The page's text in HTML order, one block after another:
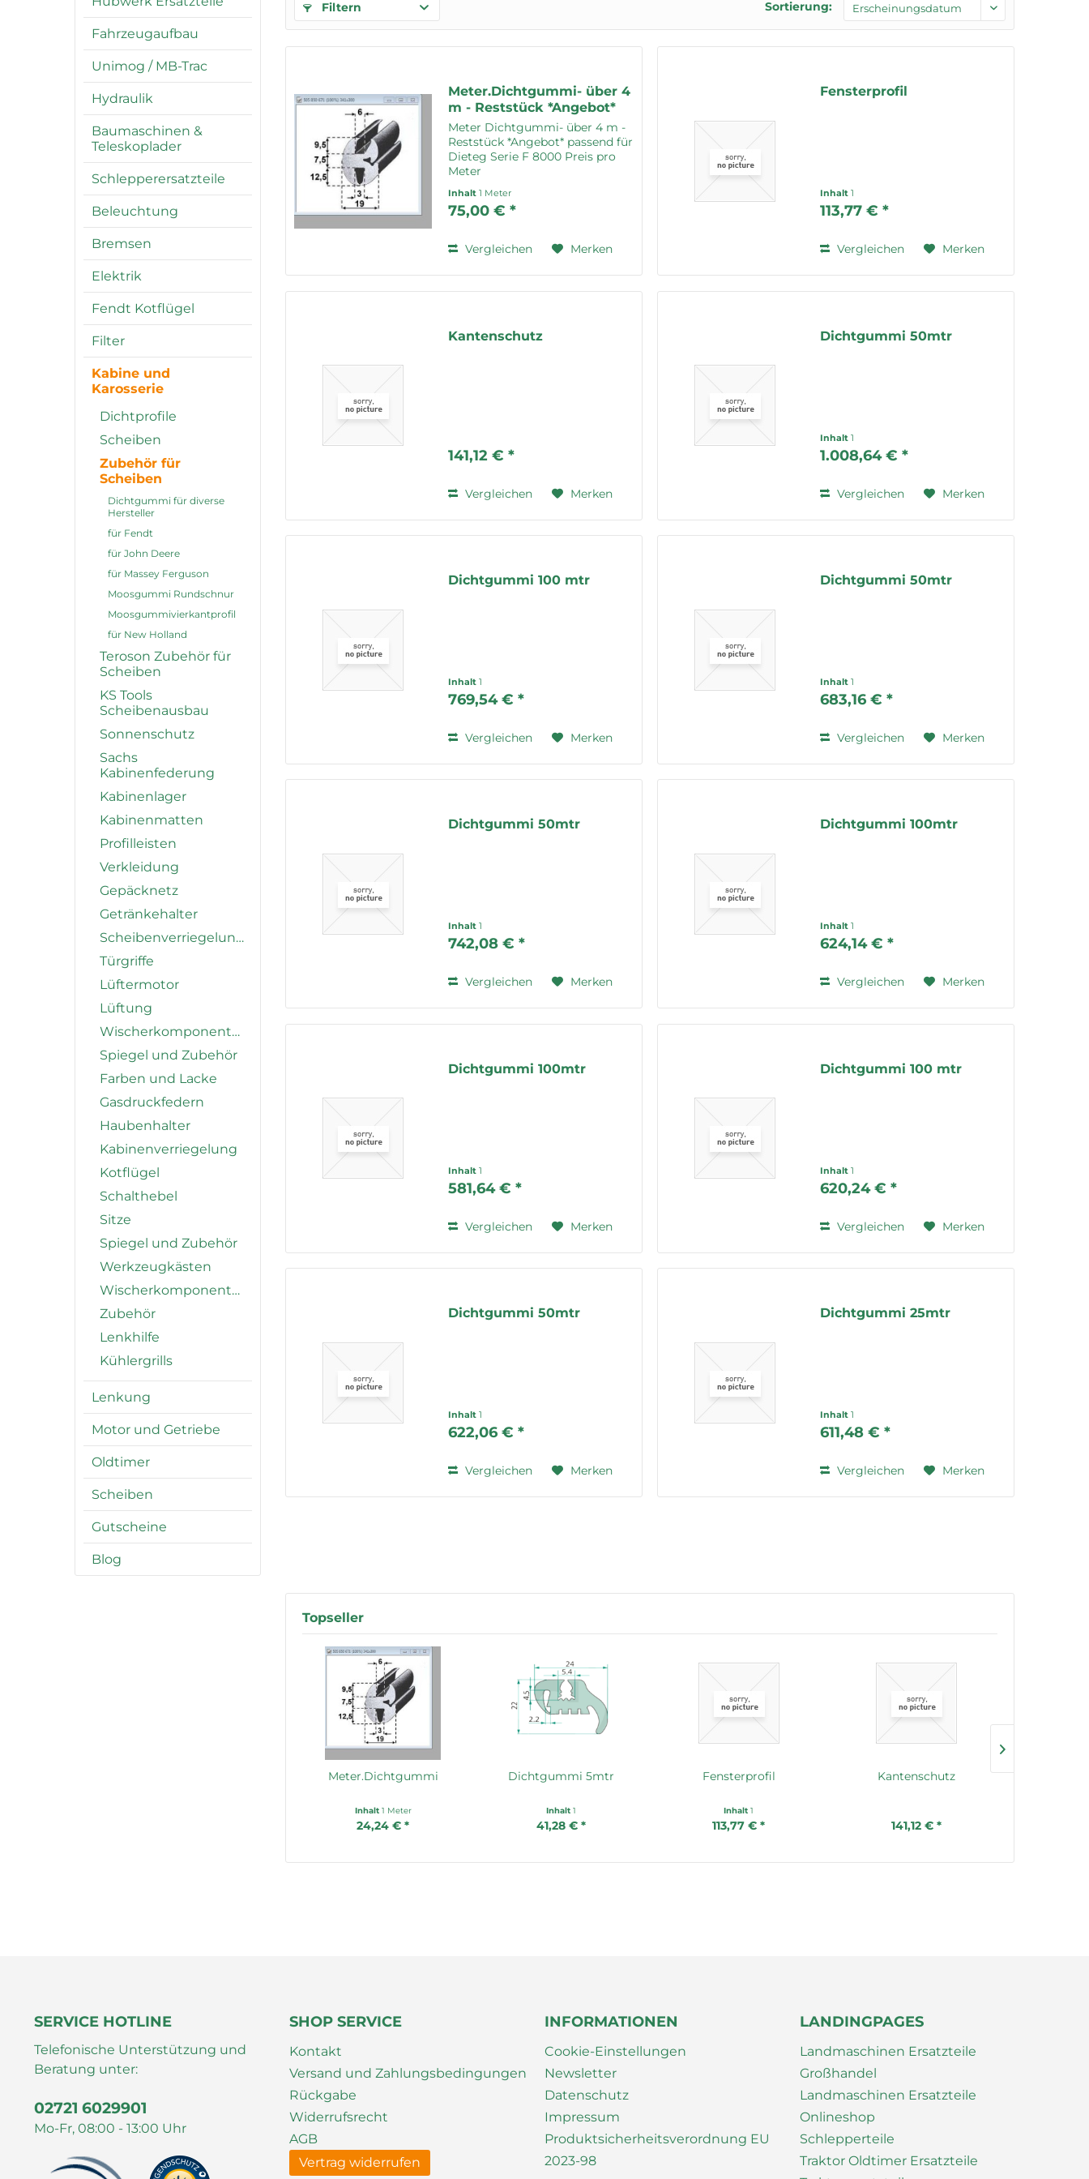
Fahrzeugaufbau
Unimog / MB-Trac
Hydraulik
Baumaschinen &
Teleskoplader
Schlepperersatzteile
Beleuchtung
Bremsen
Elektrik
Fendt Kotflügel
Filter
Kabine und
Karosserie
Dichtprofile
Scheiben
Zubehör für
Scheiben
Dichtgummi für diverse
Hersteller
für Fendt
für John Deere
für Massey Ferguson
Moosgummi Rundschnur
Moosgummivierkantprofil
für New Holland
Teroson Zubehör für
Scheiben
KS Tools
Scheibenausbau
Sonnenschutz
Sachs
Kabinenfederung
Kabinenlager
Kabinenmatten
Profilleisten
Verkleidung
Gepäcknetz
Getränkehalter
Scheibenverriegelung
Türgriffe
Lüftermotor
Lüftung
Wischerkomponenten
Spiegel und Zubehör
Farben und Lacke
Gasdruckfedern
Haubenhalter
Kabinenverriegelung
Kotflügel
Schalthebel
Sitze
Spiegel und Zubehör
Werkzeugkästen
Wischerkomponenten
Zubehör
Lenkhilfe
Kühlergrills
Lenkung
Motor und Getriebe
Oldtimer
Scheiben
Gutscheine
Blog
Filtern Sortierung:
Meter.Dichtgummi- über 4
m - Reststück *Angebot*
Meter Dichtgummi- über 4 m -
Reststück *Angebot* passend für
Dieteg Serie F 8000 Preis pro
Meter
Inhalt1 Meter
75,00 € *
Vergleichen Merken
Fensterprofil
Inhalt1
113,77 € *
Vergleichen Merken
Kantenschutz
141,12 € *
Vergleichen Merken
Dichtgummi 50mtr
Inhalt1
1.008,64 € *
Vergleichen Merken
Dichtgummi 100 mtr
Inhalt1
769,54 € *
Vergleichen Merken
Dichtgummi 50mtr
Inhalt1
683,16 € *
Vergleichen Merken
Dichtgummi 50mtr
Inhalt1
742,08 € *
Vergleichen Merken
Dichtgummi 100mtr
Inhalt1
624,14 € *
Vergleichen Merken
Dichtgummi 100mtr
Inhalt1
581,64 € *
Vergleichen Merken
Dichtgummi 100 mtr
Inhalt1
620,24 € *
Vergleichen Merken
Dichtgummi 50mtr
Inhalt1
622,06 € *
Vergleichen Merken
Dichtgummi 25mtr
Inhalt1
611,48 € *
Vergleichen Merken
Topseller
Meter.Dichtgummi
Inhalt 1 Meter
24,24 € *
Dichtgummi 5mtr
Inhalt 1
41,28 € *
Fensterprofil
Inhalt1
113,77 € *
Kantenschutz
141,12 € *
SERVICE HOTLINE
Telefonische Unterstützung und
Beratung unter:
02721 6029901
Mo-Fr, 08:00 - 13:00 Uhr
SHOP SERVICE
Kontakt
Versand und Zahlungsbedingungen
Rückgabe
Widerrufsrecht
AGB
Vertrag widerrufen
INFORMATIONEN
Cookie-Einstellungen
Newsletter
Datenschutz
Impressum
Produktsicherheitsverordnung EU
2023-98
LANDINGPAGES
Landmaschinen Ersatzteile
Großhandel
Landmaschinen Ersatzteile
Onlineshop
Schlepperteile
Traktor Oldtimer Ersatzteile